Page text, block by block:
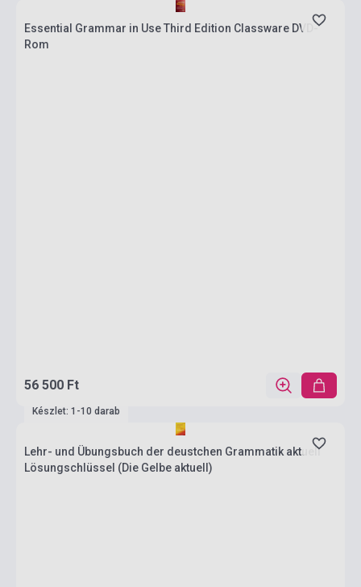
Essential Grammar in Use Third Edition Classware DVD-
Rom
56 500 Ft
Készlet: 1-10 darab
Lehr- und Übungsbuch der deustchen Grammatik aktuell
Lösungschlüssel (Die Gelbe aktuell)